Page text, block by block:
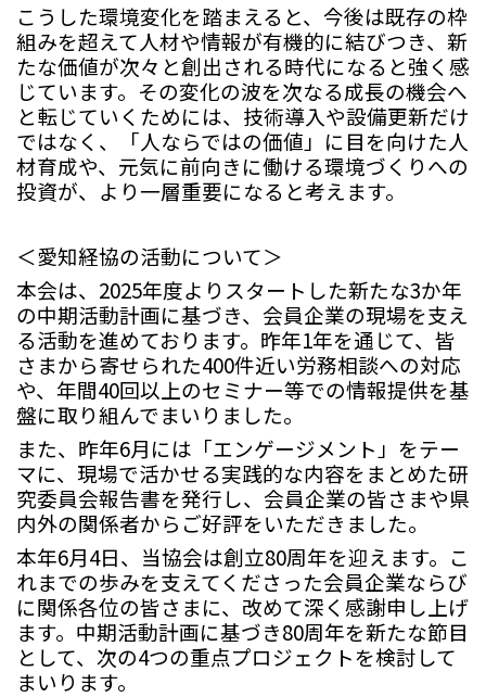
こうした環境変化を踏まえると、今後は既存の枠
組みを超えて人材や情報が有機的に結びつき、新
たな価値が次々と創出される時代になると強く感
じています。その変化の波を次なる成長の機会へ
と転じていくためには、技術導入や設備更新だけ
ではなく、「人ならではの価値」に目を向けた人
材育成や、元気に前向きに働ける環境づくりへの
投資が、より一層重要になると考えます。
＜愛知経協の活動について＞
本会は、 2025年度よりスタートした新たな3か年
の中期活動計画に基づき、会員企業の現場を支え
る活動を進めております。昨年1年を通じて、皆
さまから寄せられた400件近い労務相談への対応
や、年間40回以上のセミナー等での情報提供を基
盤に取り組んでまいりました。
また、昨年6月には「エンゲージメント」をテー
マに、現場で活かせる実践的な内容をまとめた研
究委員会報告書を発行し、会員企業の皆さまや県
内外の関係者からご好評をいただきました。
本年6月4日、当協会は創立80周年を迎えます。こ
れまでの歩みを支えてくださった会員企業ならび
に関係各位の皆さまに、改めて深く感謝申し上げ
ます。 中期活動計画に基づき80周年を新たな節目
として、次の4つの重点プロジェクトを検討して
まいります。